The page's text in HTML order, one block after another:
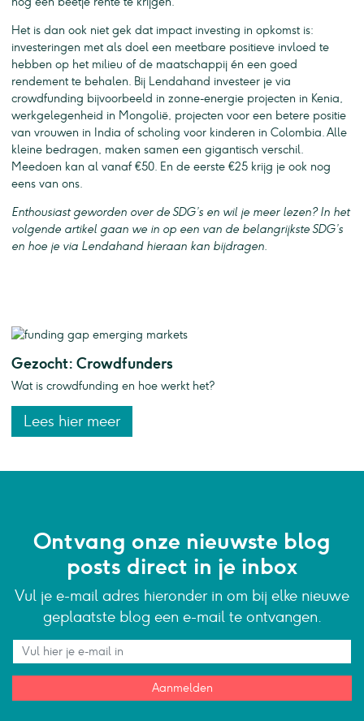
Het is dan ook niet gek dat impact investing in opkomst is:
investeringen met als doel een meetbare positieve invloed te
hebben op het milieu of de maatschappij én een goed
rendement te behalen. Bij Lendahand investeer je via
crowdfunding bijvoorbeeld in zonne-energie projecten in Kenia,
werkgelegenheid in Mongolië, projecten voor een betere positie
van vrouwen in India of scholing voor kinderen in Colombia. Alle
kleine bedragen, maken samen een gigantisch verschil.
Meedoen kan al vanaf €50. En de eerste €25 krijg je ook nog
eens van ons.
Enthousiast geworden over de SDG’s en wil je meer lezen? In het
volgende artikel gaan we in op een van de belangrijkste SDG’s
en hoe je via Lendahand hieraan kan bijdragen.
Gezocht: Crowdfunders
Wat is crowdfunding en hoe werkt het?
Lees hier meer
Ontvang onze nieuwste blog
posts direct in je inbox
Vul je e-mail adres hieronder in om bij elke nieuwe
geplaatste blog een e-mail te ontvangen.
Aanmelden